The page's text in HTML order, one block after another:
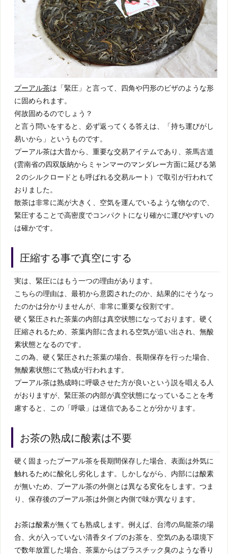
プーアル茶は「緊圧」と言って、四角や円形のビザのような形
に固められます。
何故固めるのでしょう？
と言う問いをすると、必ず返ってくる答えは、「持ち運びがし
易いから」というものです。
プーアル茶は大昔から、重要な交易アイテムであり、茶馬古道
(雲南省の四双版納からミャンマーのマンダレー方面に延びる第
２のシルクロードとも呼ばれる交易ルート）で取引が行われて
おりました。
散茶は非常に嵩が大きく、空気を運んでいるような物なので、
緊圧することで高密度でコンパクトになり確かに運びやすいの
は確かです。
圧縮する事で真空にする
実は、緊圧にはもう一つの理由があります。
こちらの理由は、最初から意図されたのか、結果的にそうなっ
たのかは分かりませんが、非常に重要な役割です。
硬く緊圧された茶葉の内部は真空状態になっております。硬く
圧縮されるため、茶葉内部に含まれる空気が追い出され、無酸
素状態となるのです。
この為、硬く緊圧された茶葉の場合、長期保存を行った場合、
無酸素状態にて熟成が行われます。
プーアル茶は熟成時に呼吸させた方が良いという説を唱える人
がおりますが、緊圧茶の内部が真空状態になっていることを考
慮すると、この「呼吸」は迷信であることが分かります。
お茶の熟成に酸素は不要
硬く固まったプーアル茶を長期間保存した場合、表面は外気に
触れるために酸化し劣化します。しかしながら、内部には酸素
が無いため、プーアル茶の外側とは異なる変化をします。つま
り、保存後のプーアル茶は外側と内側で味が異なります。
お茶は酸素が無くても熟成します。例えば、台湾の烏龍茶の場
合、火が入っていない清香タイプのお茶を、空気のある環境下
で数年放置した場合、茶葉からはプラスチック臭のような香り